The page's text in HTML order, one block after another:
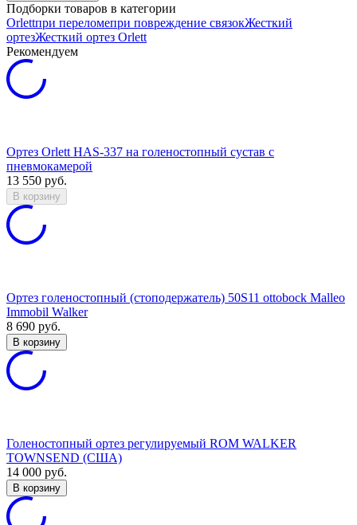
Подборки товаров в категории
Orlettпри переломепри повреждение связокЖесткий
ортезЖесткий ортез Orlett
Рекомендуем
Ортез Orlett HAS-337 на голеностопный сустав с
пневмокамерой
13 550 руб.
В корзину
Ортез голеностопный (стоподержатель) 50S11 ottobock Malleo
Immobil Walker
8 690 руб.
В корзину
Голеностопный ортез регулируемый ROM WALKER
TOWNSEND (США)
14 000 руб.
В корзину